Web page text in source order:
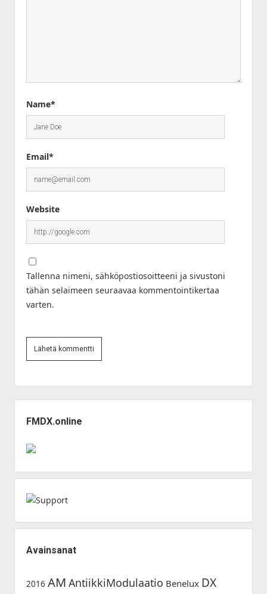
Name*
Email*
Website
Tallenna nimeni, sähköpostiosoitteeni ja sivustoni
tähän selaimeen seuraavaa kommentointikertaa
varten.
FMDX.online
Avainsanat
2016 AM AntiikkiModulaatio Benelux DX